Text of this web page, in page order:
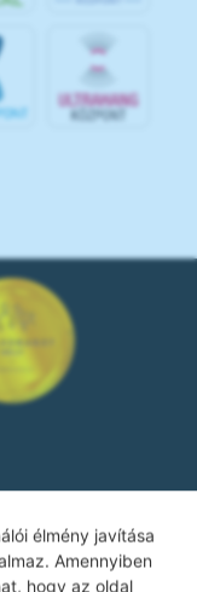
élmény javítása
Amennyiben
hogy az oldal